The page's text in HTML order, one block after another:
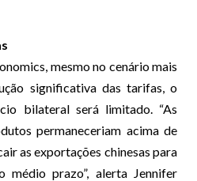
mesmo no cenário mais
significativa das tarifas, o
bilateral será limitado. “As
permaneceriam acima de
as exportações chinesas para
prazo”, alerta Jennifer